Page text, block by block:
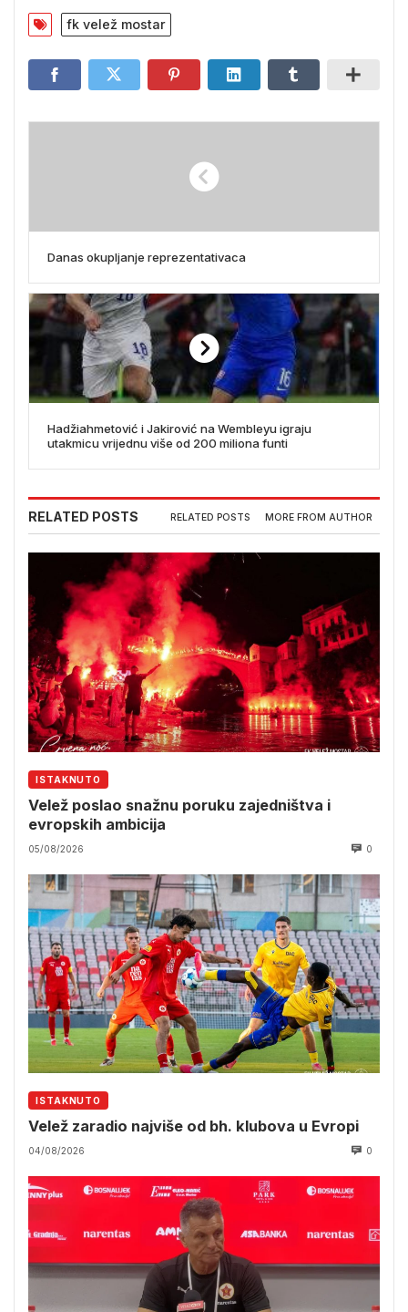
fk velež mostar
Danas okupljanje reprezentativaca
Hadžiahmetović i Jakirović na Wembleyu igraju
utakmicu vrijednu više od 200 miliona funti
RELATED POSTS RELATED POSTS MORE FROM AUTHOR
ISTAKNUTO
Velež poslao snažnu poruku zajedništva i
evropskih ambicija
05/08/2026 0
ISTAKNUTO
Velež zaradio najviše od bh. klubova u Evropi
04/08/2026 0